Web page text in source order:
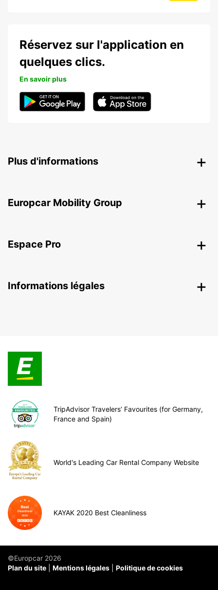
Réservez sur l'application en
quelques clics.
En savoir plus
Plus d'informations
Europcar Mobility Group
Espace Pro
Informations légales
TripAdvisor Travelers’ Favourites (for Germany,
France and Spain)
World's Leading Car Rental Company Website
KAYAK 2020 Best Cleanliness
©Europcar 2026
Plan du site
Mentions légales Politique de cookies